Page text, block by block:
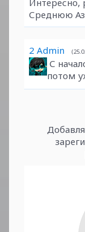
Интересно,
Среднюю
2 Admin
С
потом